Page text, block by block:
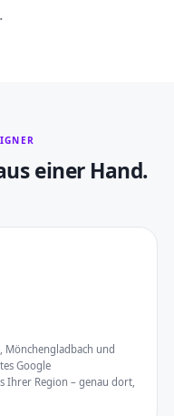
einer Hand.
und
Google
Ihrer Region – genau dort,